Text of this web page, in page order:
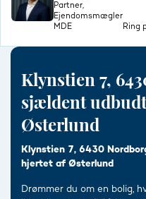
Partner,
Ejendomsmægler
MDE
Ring
Klynstien 7,
sjældent
Østerlund
Klynstien 7, 6430
hjertet af Østerlund
Drømmer du om en bolig,